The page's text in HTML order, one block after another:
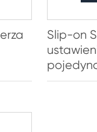
Slip-on